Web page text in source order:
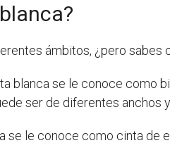
ámbitos, ¿pero sabes
blanca se le conoce como
ser de diferentes anchos
se le conoce como cinta de